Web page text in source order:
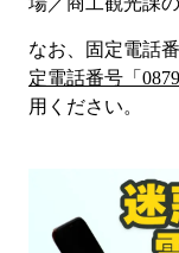
なお、固定電話番
定電話番号「 0879
用ください。